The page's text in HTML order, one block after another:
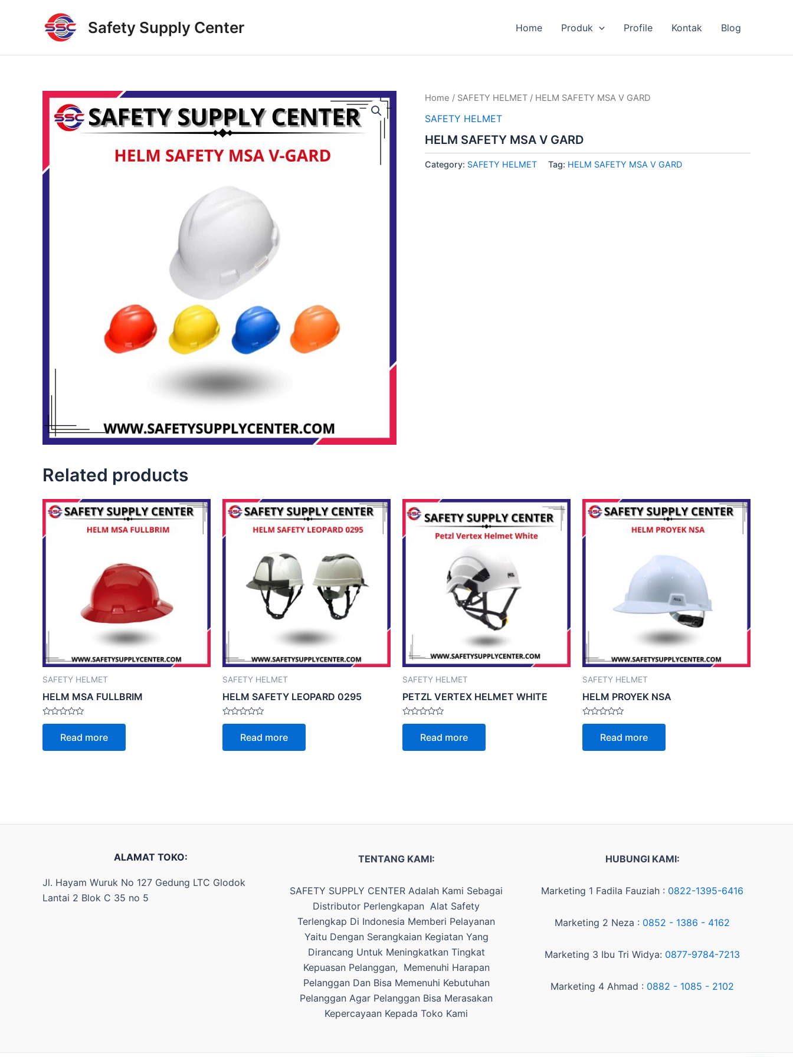
Safety Supply Center Home Produk Profile Kontak Blog
Home / SAFETY HELMET / HELM SAFETY MSA V GARD
SAFETY HELMET
HELM SAFETY MSA V GARD
Category: SAFETY HELMET Tag: HELM SAFETY MSA V GARD
Related products
SAFETY HELMET
HELM MSA FULLBRIM
Rated
5
Read more
SAFETY HELMET
HELM SAFETY LEOPARD 0295
Rated
5
Read more
SAFETY HELMET
PETZL VERTEX HELMET WHITE
Rated
5
Read more
SAFETY HELMET
HELM PROYEK NSA
Rated
5
Read more
ALAMAT TOKO:
Jl. Hayam Wuruk No 127 Gedung LTC Glodok
Lantai 2 Blok C 35 no 5
TENTANG KAMI:
SAFETY SUPPLY CENTER Adalah Kami Sebagai
Distributor Perlengkapan Alat Safety
Terlengkap Di Indonesia Memberi Pelayanan
Yaitu Dengan Serangkaian Kegiatan Yang
Dirancang Untuk Meningkatkan Tingkat
Kepuasan Pelanggan, Memenuhi Harapan
Pelanggan Dan Bisa Memenuhi Kebutuhan
Pelanggan Agar Pelanggan Bisa Merasakan
Kepercayaan Kepada Toko Kami
HUBUNGI KAMI:
Marketing 1 Fadila Fauziah : 0822-1395-6416
Marketing 2 Neza : 0852 - 1386 - 4162
Marketing 3 Ibu Tri Widya: 0877-9784-7213
Marketing 4 Ahmad : 0882 - 1085 - 2102